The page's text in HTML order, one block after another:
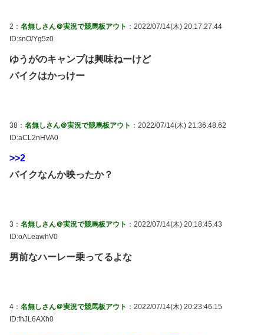
2： 名無しさん＠実況で競馬板アウト ：2022/07/14(木) 20:17:27.44
ID:snO/Yg5z0
ゆうがのキャンプは興味ねーけど
バイクはかっけー
38： 名無しさん＠実況で競馬板アウト ：2022/07/14(木) 21:36:48.62
ID:aCL2nHVA0
>>2
バイクなんか映ったか？
3： 名無しさん＠実況で競馬板アウト ：2022/07/14(木) 20:18:45.43
ID:oALeawhV0
男前なハーレー乗ってるよな
4： 名無しさん＠実況で競馬板アウト ：2022/07/14(木) 20:23:46.15
ID:fhJL6AXh0